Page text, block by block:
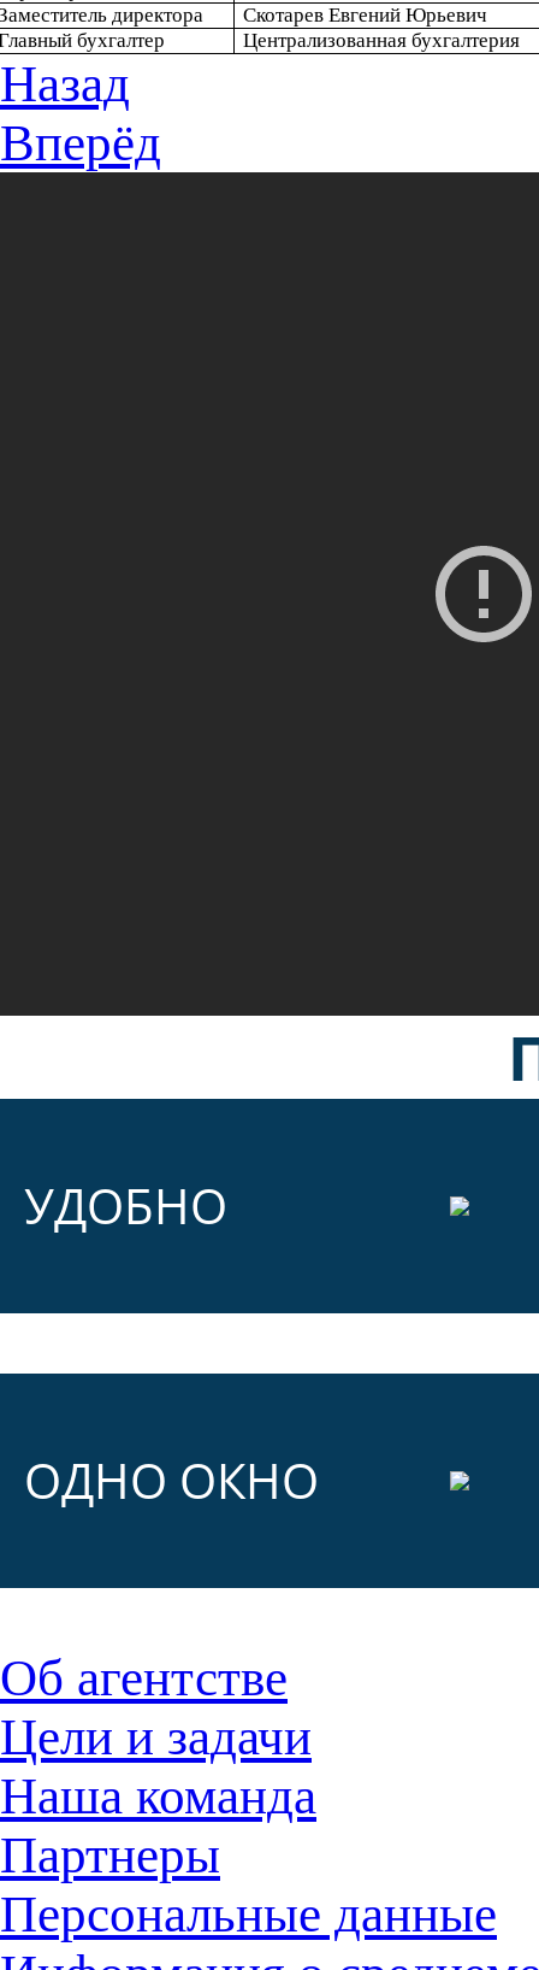
директора
Скотарев Евгений Юрьевич
бухгалтер
Централизованная бухгалтерия
Назад
Вперёд
УДОБНО
ОДНО ОКНО
Об агентстве
Цели и задачи
Наша команда
Партнеры
Персональные данные